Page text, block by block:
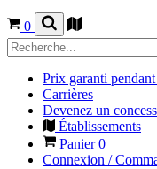
0
Prix garanti pendant
Carrières
Devenez un
Établissements
Panier0
Connexion /